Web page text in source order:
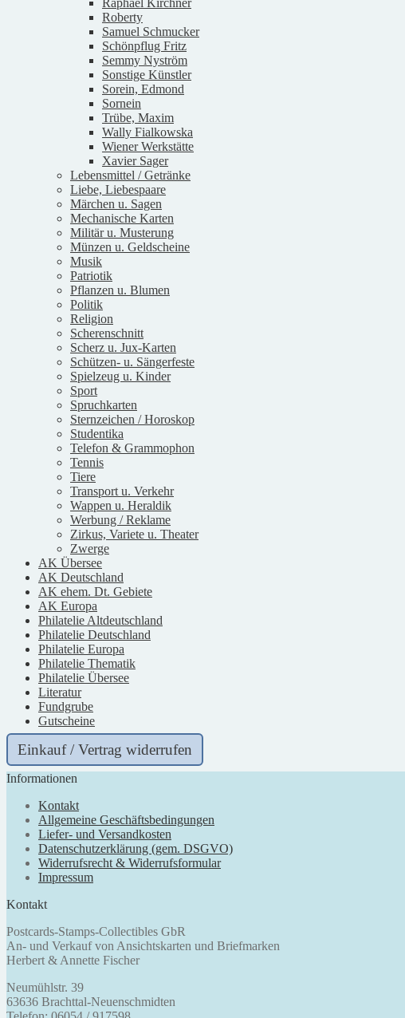
Raphael Kirchner
Roberty
Samuel Schmucker
Schönpflug Fritz
Semmy Nyström
Sonstige Künstler
Sorein, Edmond
Sornein
Trübe, Maxim
Wally Fialkowska
Wiener Werkstätte
Xavier Sager
Lebensmittel / Getränke
Liebe, Liebespaare
Märchen u. Sagen
Mechanische Karten
Militär u. Musterung
Münzen u. Geldscheine
Musik
Patriotik
Pflanzen u. Blumen
Politik
Religion
Scherenschnitt
Scherz u. Jux-Karten
Schützen- u. Sängerfeste
Spielzeug u. Kinder
Sport
Spruchkarten
Sternzeichen / Horoskop
Studentika
Telefon & Grammophon
Tennis
Tiere
Transport u. Verkehr
Wappen u. Heraldik
Werbung / Reklame
Zirkus, Variete u. Theater
Zwerge
AK Übersee
AK Deutschland
AK ehem. Dt. Gebiete
AK Europa
Philatelie Altdeutschland
Philatelie Deutschland
Philatelie Europa
Philatelie Thematik
Philatelie Übersee
Literatur
Fundgrube
Gutscheine
Einkauf / Vertrag widerrufen
Informationen
Kontakt
Allgemeine Geschäftsbedingungen
Liefer- und Versandkosten
Datenschutzerklärung (gem. DSGVO)
Widerrufsrecht & Widerrufsformular
Impressum
Kontakt
Postcards-Stamps-Collectibles GbR
An- und Verkauf von Ansichtskarten und Briefmarken
Herbert & Annette Fischer
Neumühlstr. 39
63636 Brachttal-Neuenschmidten